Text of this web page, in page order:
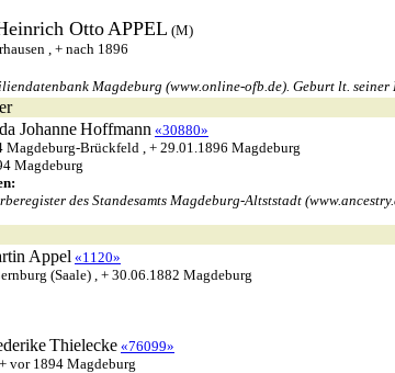
OttoAPPEL (M)
, + nach 1896
Magdeburg (www.online-ofb.de). Geburt lt.
JohanneHoffmann «30880»
Magdeburg-Brückfeld , + 29.01.1896 Magdeburg
Magdeburg
des Standesamts Magdeburg-Altststadt
Appel «1120»
(Saale) , + 30.06.1882 Magdeburg
Thielecke «76099»
vor 1894 Magdeburg